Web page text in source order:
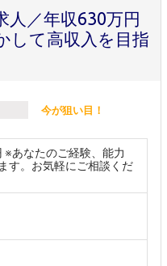
／年収630万円
して高収入を目指
今が狙い目！
あなたのご経験、能力
す。お気軽にご相談くだ